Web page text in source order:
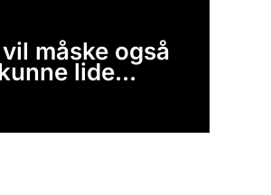
måske også
lide...